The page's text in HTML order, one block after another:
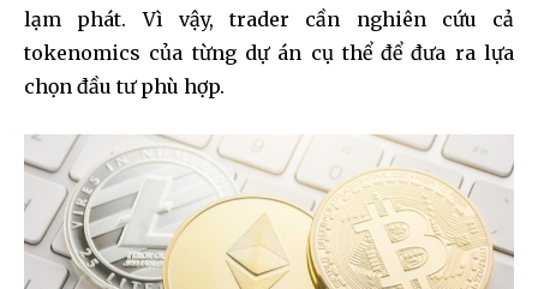
lạm phát. Vì vậy, trader cần nghiên cứu cả
tokenomics của từng dự án cụ thể để đưa ra lựa
chọn đầu tư phù hợp.